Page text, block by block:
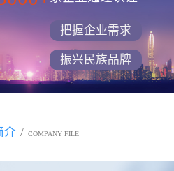
把握企业需求
振兴民族品牌
介 / COMPANY FILE